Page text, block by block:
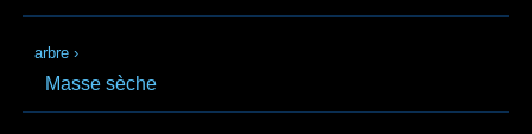
arbre ›
Masse sèche